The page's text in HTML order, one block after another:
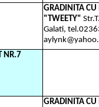
GRADINITA
"TWEETY"
Galati,
NR.7
GRADINITA